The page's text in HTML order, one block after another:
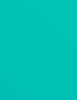
módjait,
optimalizálni
meglévő
adunk, miként